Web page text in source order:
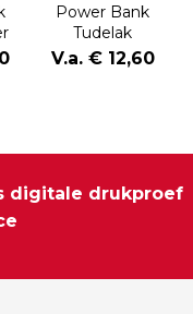
Power Bank
Tudelak
V.a. € 12,60
digitale drukproef